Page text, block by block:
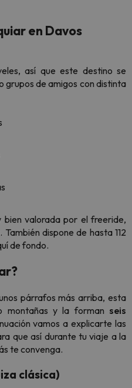
en Davos
así que este destino se
grupos de amigos con distinta
bien valorada por el freeride,
dispone de hasta 112
de fondo.
párrafos más arriba, esta
montañas y la forman seis
vamos a explicarte las
que así durante tu viaje a la
te convenga.
clásica)